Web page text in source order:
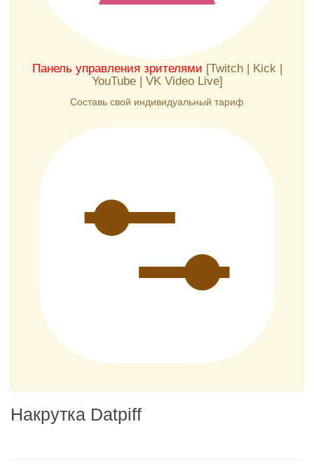
Панель управления зрителями
YouTube | VK Video Live]
Накрутка Datpiff